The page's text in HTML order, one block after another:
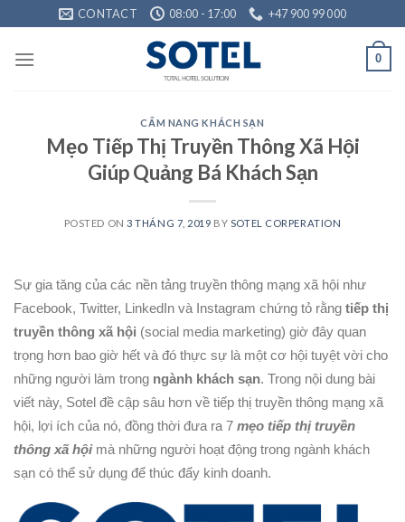
to
content
CONTACT 08:00 - 17:00 +47 900 99 000
0
CẨM NANG KHÁCH SẠN
Mẹo Tiếp Thị Truyền Thông Xã Hội
Giúp Quảng Bá Khách Sạn
POSTED ON3 THÁNG 7, 2019 BY SOTEL CORPERATION
Sự gia tăng của các nền tảng truyền thông mạng xã hội như
Facebook, Twitter, LinkedIn và Instagram chứng tỏ rằng tiếp thị
truyền thông xã hội (social media marketing) giờ đây quan
trọng hơn bao giờ hết và đó thực sự là một cơ hội tuyệt vời cho
những người làm trong ngành khách sạn. Trong nội dung bài
viết này, Sotel đề cập sâu hơn về tiếp thị truyền thông mạng xã
hội, lợi ích của nó, đồng thời đưa ra 7 mẹo tiếp thị truyền
thông xã hộimà những người hoạt động trong ngành khách
sạn có thể sử dụng để thúc đẩy kinh doanh.